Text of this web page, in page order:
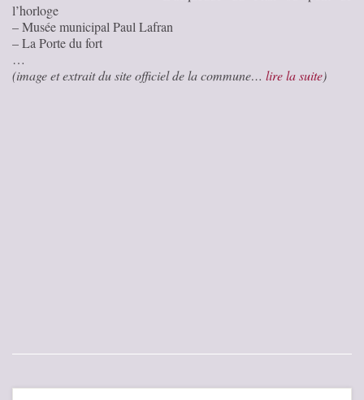
l’horloge
– Musée municipal Paul Lafran
– La Porte du fort
…
(image et extrait du site officiel de la commune… lire la suite)